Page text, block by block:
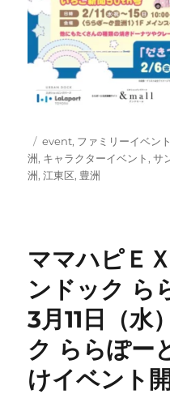
投
稿
日:
カ
テ
ゴ
event, ファミリーイベント
洲, キャラクターイベント,サ
洲,江東区, 豊洲
ママハピＥ
ンドック ら
3月11日（水
ク ららぽー
けイベント